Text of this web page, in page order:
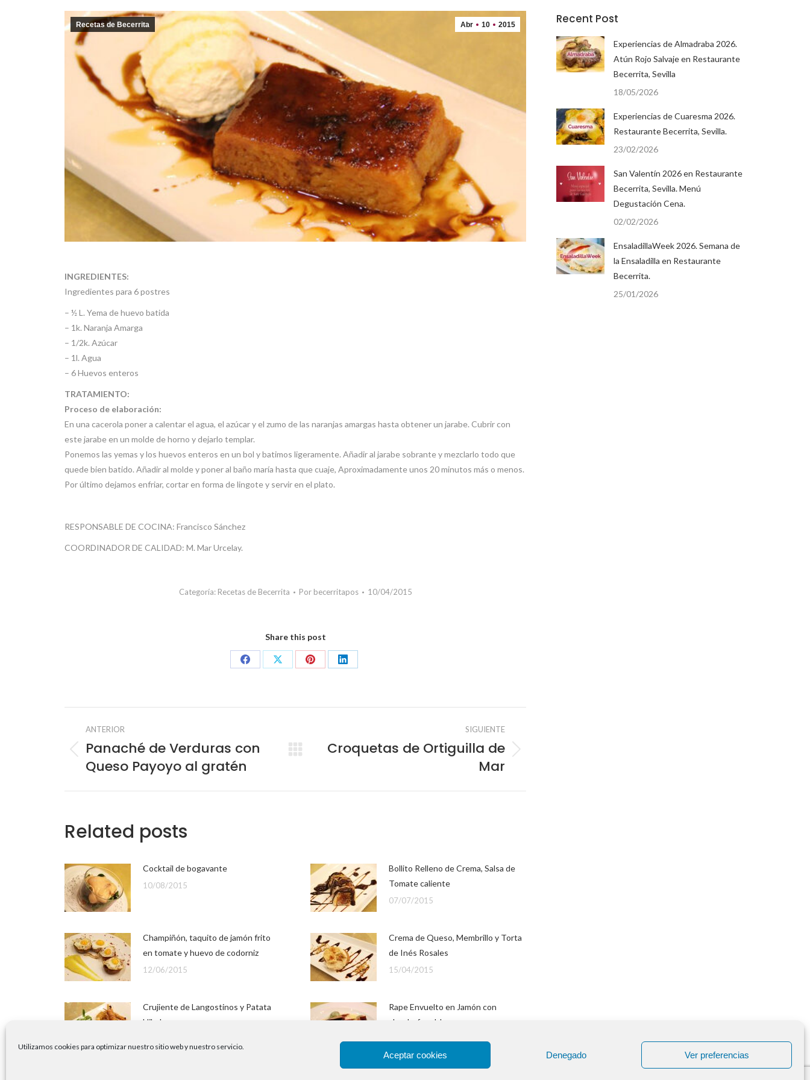
Utilizamos cookies para optimizar nuestro sitio web y nuestro servicio.
Aceptar cookies Denegado Ver preferencias
Abr 10 2015
Recetas de Becerrita
INGREDIENTES:
Ingredientes para 6 postres
– ½ L. Yema de huevo batida
– 1k. Naranja Amarga
– 1/2k. Azúcar
– 1l. Agua
– 6 Huevos enteros
TRATAMIENTO:
Proceso de elaboración:
En una cacerola poner a calentar el agua, el azúcar y el zumo de las naranjas amargas hasta obtener un jarabe. Cubrir con
este jarabe en un molde de horno y dejarlo templar.
Ponemos las yemas y los huevos enteros en un bol y batimos ligeramente. Añadir al jarabe sobrante y mezclarlo todo que
quede bien batido. Añadir al molde y poner al baño maría hasta que cuaje, Aproximadamente unos 20 minutos más o menos.
Por último dejamos enfriar, cortar en forma de lingote y servir en el plato.
RESPONSABLE DE COCINA: Francisco Sánchez
COORDINADOR DE CALIDAD: M. Mar Urcelay.
Categoría: Recetas de Becerrita Por becerritapos 10/04/2015
Share this post
Share
Share
Share
Share
Navegación
entre
publicaciones
ANTERIOR
Publicación
anterior:
Panaché de Verduras con
Queso Payoyo al gratén
SIGUIENTE
Publicación
Croquetas de Ortiguilla de
Mar
Related posts
Cocktail de bogavante
10/08/2015
Bollito Relleno de Crema, Salsa de
Tomate caliente
07/07/2015
Champiñón, taquito de jamón frito
en tomate y huevo de codorniz
12/06/2015
Crema de Queso, Membrillo y Torta
de Inés Rosales
15/04/2015
Crujiente de Langostinos y Patata
Hilada
Rape Envuelto en Jamón con
alcachofas al Jerez
Recent Post
Experiencias de Almadraba 2026.
Atún Rojo Salvaje en Restaurante
Becerrita, Sevilla
18/05/2026
Experiencias de Cuaresma 2026.
Restaurante Becerrita, Sevilla.
23/02/2026
San Valentín 2026 en Restaurante
Becerrita, Sevilla. Menú
Degustación Cena.
02/02/2026
EnsaladillaWeek 2026. Semana de
la Ensaladilla en Restaurante
Becerrita.
25/01/2026